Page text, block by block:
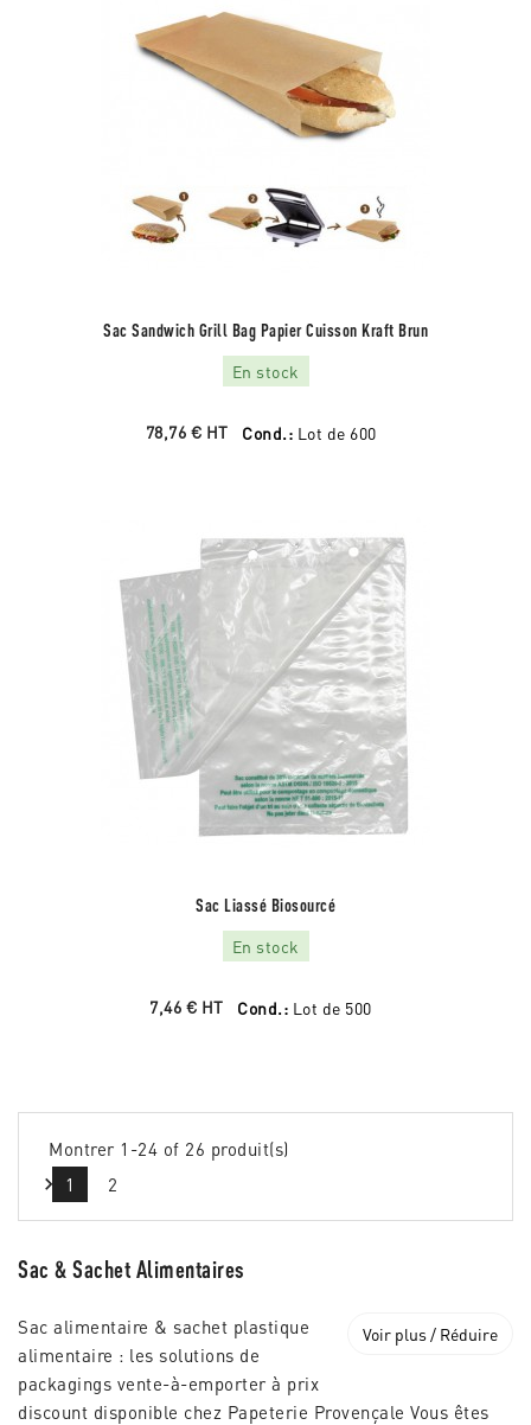
Sac Sandwich Grill Bag Papier Cuisson Kraft Brun
En stock
78,76 € HT Cond.: Lot de 600
Sac Liassé Biosourcé
En stock
7,46 € HT Cond.: Lot de 500
Montrer 1-24 of 26 produit(s)
1
2

Sac & Sachet Alimentaires
Voir plus / Réduire
Sac alimentaire & sachet plastique
alimentaire : les solutions de
packagings vente-à-emporter à prix
discount disponible chez Papeterie Provençale Vous êtes